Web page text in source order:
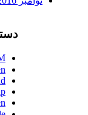
ACven و TEYHO
Emo Band
Espertip
Homxigen